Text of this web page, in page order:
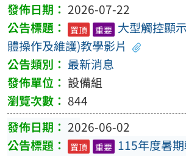
2026-07-22
置頂 重要 大型觸控顯
體操作及維護)教學影片
最新消息
設備組
844
2026-06-02
置頂 重要 115年度暑